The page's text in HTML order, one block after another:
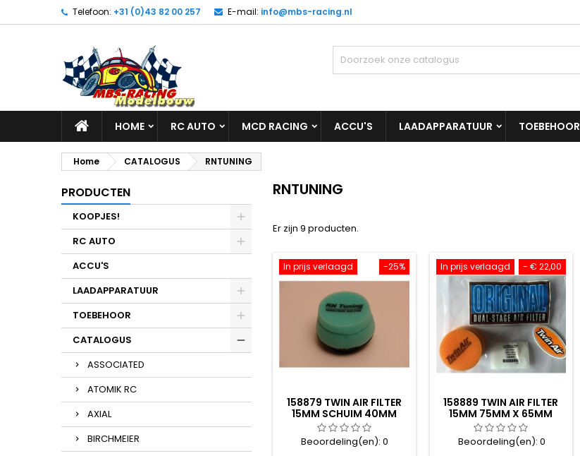
Telefoon: +31 (0)43 82 00 257 E-mail: info@mbs-racing.nl
HOME RC AUTO MCD RACING ACCU'S LAADAPPARATUUR TOEBEHOOR
Home CATALOGUS RNTUNING
PRODUCTEN
KOOPJES!
RC AUTO
ACCU'S
LAADAPPARATUUR
TOEBEHOOR
CATALOGUS
ASSOCIATED
ATOMIK RC
AXIAL
BIRCHMEIER
RNTUNING
Er zijn 9 producten.
-25%
In prijs verlaagd
158879 TWIN AIR FILTER
15MM SCHUIM 40MM
RUBBER.
Beoordeling(en):0
- € 22,00
In prijs verlaagd
158889 TWIN AIR FILTER
15MM 75MM X 65MM
Beoordeling(en): 0